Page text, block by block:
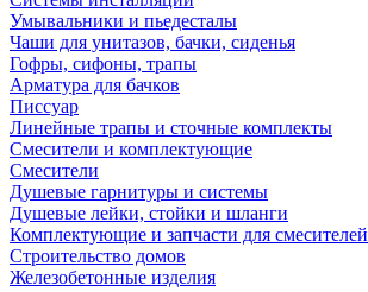
Умывальники и пьедесталы
Чаши для унитазов, бачки, сиденья
Гофры, сифоны, трапы
Арматура для бачков
Писсуар
Линейные трапы и сточные комплекты
Смесители и комплектующие
Смесители
Душевые гарнитуры и системы
Душевые лейки, стойки и шланги
Комплектующие и запчасти для смесителей
Строительство домов
Железобетонные изделия